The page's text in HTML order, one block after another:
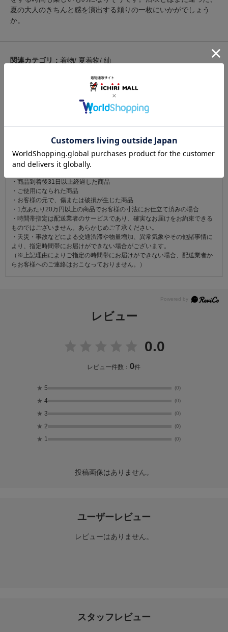
夏の大人のきちんと感を演出する頼りの一枚にいかがでしょう
か。
関連カテゴリ： 着物/ 夏着物/ 紬
この商品を見た人は
こちらの商品も見ています
お仕立て後、お客様の手元に届いてから30日以内であれば返品可能です。
返品にかかる送料は無料です。
・商品到着後31日以上経過した商品
・ご使用になられた商品
・お客様の元で、傷または破損が生じた商品
・1点あたり20万円以上の商品でお客様の寸法にお仕立て済みの場合
・時間帯指定は配送業者のサービスであり、確実なお届けをお約束できる
ものではございません。あらかじめご了承ください。
・天災・事故などによる交通渋滞や物量増加、異常気象やその他諸事情に
より、指定時間帯にお届けができない場合がございます。
（※上記理由によりご指定の時間帯にお届けができない場合、配送業者か
らお客様へのご連絡はおこなっておりません。）
レビュー
0.0
レビュー件数：0件
★ 5 (0)
★ 4 (0)
★ 3 (0)
★ 2 (0)
★ 1 (0)
投稿画像はありません。
ユーザーレビュー
レビューはありません。
スタッフレビュー